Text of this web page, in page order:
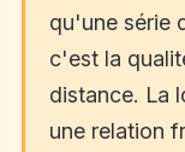
qu'une série
c'est la
distance. La
une relation